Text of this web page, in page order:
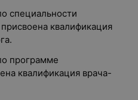
специальности
квалификация
программе
квалификация врача-